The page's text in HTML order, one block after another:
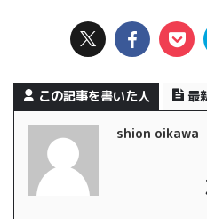
この記事を書いた人 最
shion oikawa